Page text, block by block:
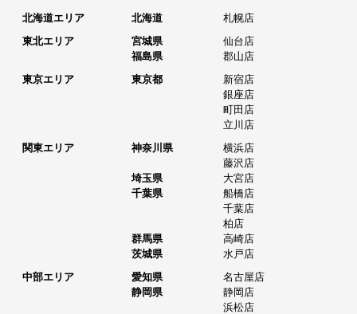
北海道エリア 北海道
札幌店
東北エリア
宮城県
仙台店
福島県
郡山店
東京エリア
東京都
新宿店
銀座店
町田店
立川店
関東エリア
神奈川県
横浜店
藤沢店
埼玉県
大宮店
千葉県
船橋店
千葉店
柏店
群馬県
高崎店
茨城県
水戸店
中部エリア
愛知県
名古屋店
静岡県
静岡店
浜松店